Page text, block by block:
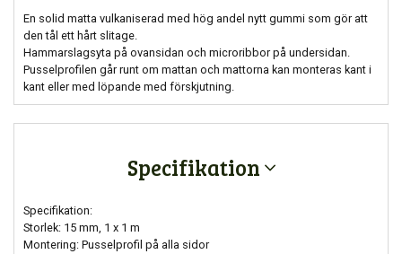
En solid matta vulkaniserad med hög andel nytt gummi som gör att
den tål ett hårt slitage.
Hammarslagsyta på ovansidan och microribbor på undersidan.
Pusselprofilen går runt om mattan och mattorna kan monteras kant i
kant eller med löpande med förskjutning.
Specifikation
Specifikation:
Storlek: 15 mm, 1 x 1 m
Montering: Pusselprofil på alla sidor